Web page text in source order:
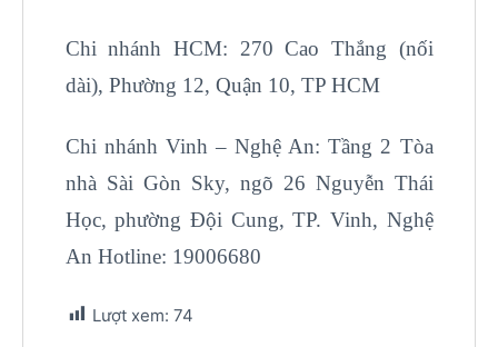
Chi nhánh HCM: 270 Cao Thắng (nối
dài), Phường 12, Quận 10, TP HCM
Chi nhánh Vinh – Nghệ An: Tầng 2 Tòa
nhà Sài Gòn Sky, ngõ 26 Nguyễn Thái
Học, phường Đội Cung, TP. Vinh, Nghệ
An Hotline: 19006680
Lượt xem: 74